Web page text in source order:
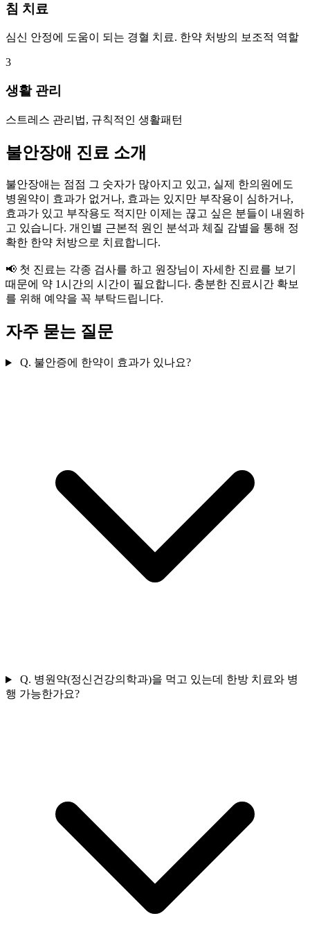
침 치료
심신 안정에 도움이 되는 경혈 치료. 한약 처방의 보조적 역할
3
생활 관리
스트레스 관리법, 규칙적인 생활패턴
불안장애 진료 소개
불안장애는 점점 그 숫자가 많아지고 있고, 실제 한의원에도
병원약이 효과가 없거나, 효과는 있지만 부작용이 심하거나,
효과가 있고 부작용도 적지만 이제는 끊고 싶은 분들이 내원하
고 있습니다. 개인별 근본적 원인 분석과 체질 감별을 통해 정
확한 한약 처방으로 치료합니다.
📢 첫 진료는 각종 검사를 하고 원장님이 자세한 진료를 보기
때문에 약 1시간의 시간이 필요합니다. 충분한 진료시간 확보
를 위해 예약을 꼭 부탁드립니다.
자주 묻는 질문
Q. 불안증에 한약이 효과가 있나요?
Q. 병원약(정신건강의학과)을 먹고 있는데 한방 치료와 병
행 가능한가요?